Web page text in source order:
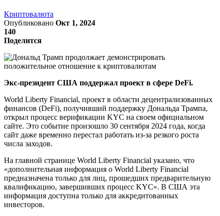
Криптовалюта
Опубликовано Окт 1, 2024
140
Поделится
Экс-президент США поддержал проект в сфере DeFi.
World Liberty Financial, проект в области децентрализованных
финансов (DeFi), получивший поддержку Дональда Трампа,
открыл процесс верификации KYC на своем официальном
сайте. Это событие произошло 30 сентября 2024 года, когда
сайт даже временно перестал работать из-за резкого роста
числа заходов.
На главной странице World Liberty Financial указано, что
«дополнительная информация о World Liberty Financial
предназначена только для лиц, прошедших предварительную
квалификацию, завершивших процесс KYC». В США эта
информация доступна только для аккредитованных
инвесторов.